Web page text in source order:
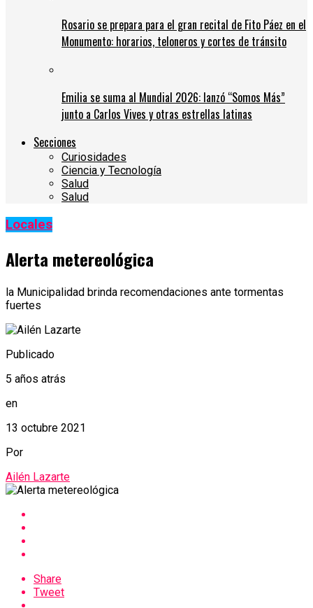
Rosario se prepara para el gran recital de Fito Páez en el
Monumento: horarios, teloneros y cortes de tránsito
Emilia se suma al Mundial 2026: lanzó “Somos Más”
junto a Carlos Vives y otras estrellas latinas
Secciones
Curiosidades
Ciencia y Tecnología
Salud
Salud
Locales
Alerta metereológica
la Municipalidad brinda recomendaciones ante tormentas
fuertes
Publicado
5 años atrás
en
13 octubre 2021
Por
Ailén Lazarte
Share
Tweet